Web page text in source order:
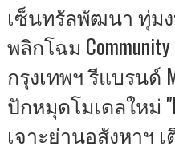
เซ็นทรัลพัฒนา ทุ่มง
พลิกโฉม Community
กรุงเทพฯ รีแบรนด์
ปักหมุดโมเดลใหม่
เจาะย่านอสังหาฯ